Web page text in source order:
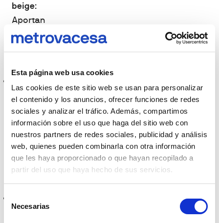
Esta página web usa cookies
Las cookies de este sitio web se usan para personalizar
el contenido y los anuncios, ofrecer funciones de redes
sociales y analizar el tráfico. Además, compartimos
información sobre el uso que haga del sitio web con
nuestros partners de redes sociales, publicidad y análisis
web, quienes pueden combinarla con otra información
que les haya proporcionado o que hayan recopilado a
partir del uso que haya hecho de sus servicios.
Selección
Necesarias
beige:
Aportan
luminosidad y
Marrones,
ocres y
mostazas
crean un
ambiente
cálido y
azules